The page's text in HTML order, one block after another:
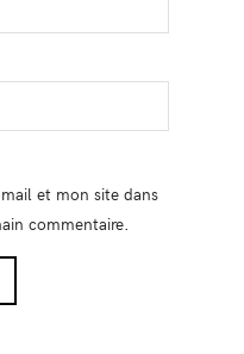
et mon site dans
commentaire.